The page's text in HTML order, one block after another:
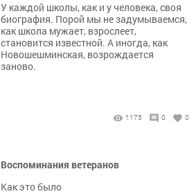
У каждой школы, как и у человека, своя
био­графия. Порой мы не задумываемся,
как школа мужает, взрослеет,
становится известной. А иногда, как
Новошешминская, возрождается
заново.
1175 0 0
Воспоминания ветеранов
Как это было